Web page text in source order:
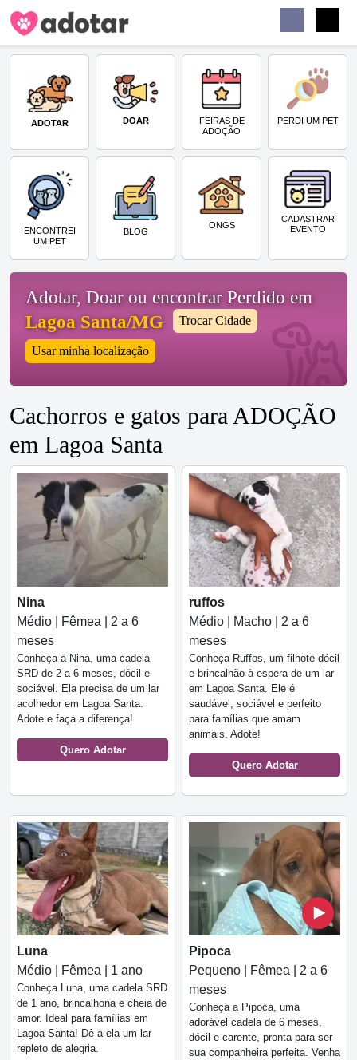
ADOTAR DOAR
FEIRAS DE
ADOÇÃO
PERDI UM PET
ENCONTREI
UM PET
BLOG
ONGS
CADASTRAR
EVENTO
Adotar, Doar ou encontrar Perdido em
Lagoa Santa/MG
Trocar Cidade
Usar minha localização
Cachorros e gatos para ADOÇÃO
em Lagoa Santa
Nina
Médio | Fêmea | 2 a 6
meses
Conheça a Nina, uma cadela
SRD de 2 a 6 meses, dócil e
sociável. Ela precisa de um lar
acolhedor em Lagoa Santa.
Adote e faça a diferença!
Quero Adotar
ruffos
Médio | Macho | 2 a 6
meses
Conheça Ruffos, um filhote dócil
e brincalhão à espera de um lar
em Lagoa Santa. Ele é
saudável, sociável e perfeito
para famílias que amam
animais. Adote!
Quero Adotar
Luna
Médio | Fêmea | 1 ano
Conheça Luna, uma cadela SRD
de 1 ano, brincalhona e cheia de
amor. Ideal para famílias em
Lagoa Santa! Dê a ela um lar
repleto de alegria.
Pipoca
Pequeno | Fêmea | 2 a 6
meses
Conheça a Pipoca, uma
adorável cadela de 6 meses,
dócil e carente, pronta para ser
sua companheira perfeita. Venha